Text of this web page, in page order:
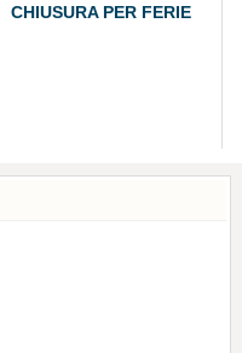
CHIUSURA PER FERIE